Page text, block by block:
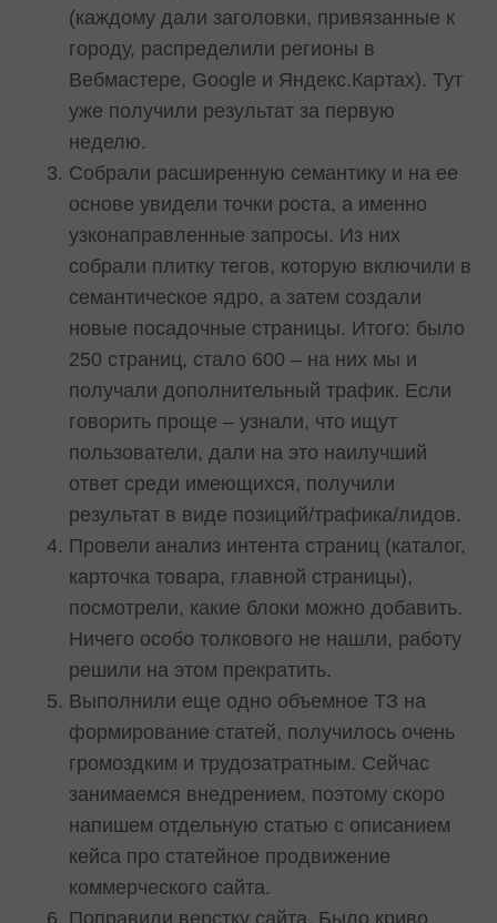
(каждому дали заголовки, привязанные к
городу, распределили регионы в
Вебмастере, Google и Яндекс.Картах). Тут
уже получили результат за первую
неделю.
Собрали расширенную семантику и на ее
основе увидели точки роста, а именно
узконаправленные запросы. Из них
собрали плитку тегов, которую включили в
семантическое ядро, а затем создали
новые посадочные страницы. Итого: было
250 страниц, стало 600 – на них мы и
получали дополнительный трафик. Если
говорить проще – узнали, что ищут
пользователи, дали на это наилучший
ответ среди имеющихся, получили
результат в виде позиций/трафика/лидов.
Провели анализ интента страниц (каталог,
карточка товара, главной страницы),
посмотрели, какие блоки можно добавить.
Ничего особо толкового не нашли, работу
решили на этом прекратить.
Выполнили еще одно объемное ТЗ на
формирование статей, получилось очень
громоздким и трудозатратным. Сейчас
занимаемся внедрением, поэтому скоро
напишем отдельную статью с описанием
кейса про статейное продвижение
коммерческого сайта.